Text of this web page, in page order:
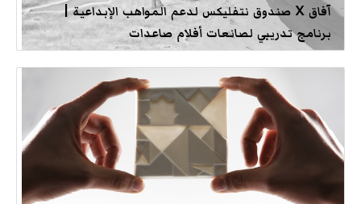
آفاق X صندوق نتفليكس لدعم المواهب الإبداعية |
برنامج تدريبي لصانعات أفلام صاعدات